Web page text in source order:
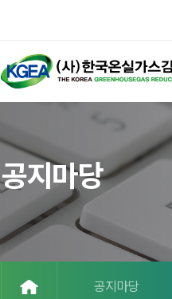
공지마당
공지마당